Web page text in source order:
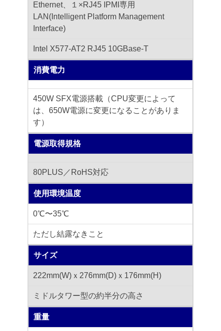
Ethernet、１×RJ45 IPMI専用
LAN(Intelligent Platform Management
Interface)
Intel X577-AT2 RJ45 10GBase-T
消費電力
450W SFX電源搭載（CPU変更によって
は、650W電源に変更になることがありま
す）
電源取得規格
80PLUS／RoHS対応
使用環境温度
0℃〜35℃
ただし結露なきこと
サイズ
222mm(W)ｘ276mm(D)ｘ176mm(H)
ミドルタワー型の約半分の高さ
重量